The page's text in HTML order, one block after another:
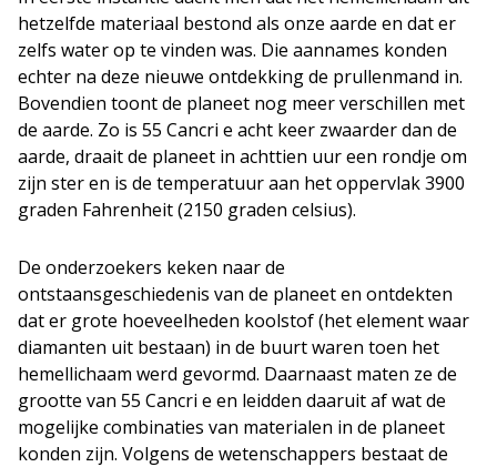
hetzelfde materiaal bestond als onze aarde en dat er
zelfs water op te vinden was. Die aannames konden
echter na deze nieuwe ontdekking de prullenmand in.
Bovendien toont de planeet nog meer verschillen met
de aarde. Zo is 55 Cancri e acht keer zwaarder dan de
aarde, draait de planeet in achttien uur een rondje om
zijn ster en is de temperatuur aan het oppervlak 3900
graden Fahrenheit (2150 graden celsius).
De onderzoekers keken naar de
ontstaansgeschiedenis van de planeet en ontdekten
dat er grote hoeveelheden koolstof (het element waar
diamanten uit bestaan) in de buurt waren toen het
hemellichaam werd gevormd. Daarnaast maten ze de
grootte van 55 Cancri e en leidden daaruit af wat de
mogelijke combinaties van materialen in de planeet
konden zijn. Volgens de wetenschappers bestaat de